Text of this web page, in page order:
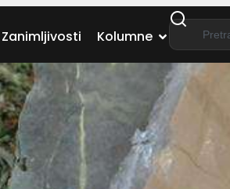
Zanimljivosti Kolumne